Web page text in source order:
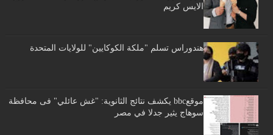
الايس كريم
هندوراس تسلم "ملكة الكوكايين" للولايات المتحدة
موقعbbc يكشف نتائج الثانوية: "غش عائلي" فى محافظة
سوهاج يثير جدلا في مصر